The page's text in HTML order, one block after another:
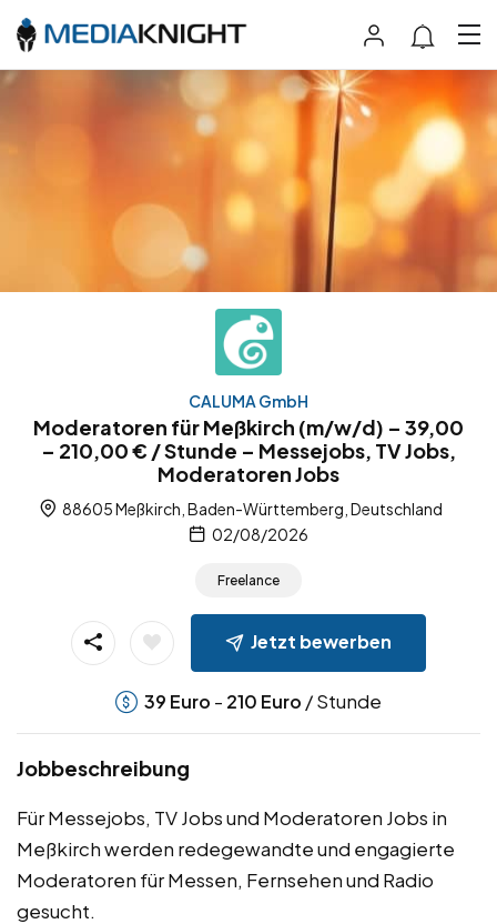
CALUMA GmbH
Moderatoren für Meßkirch (m/w/d) – 39,00
– 210,00 € / Stunde – Messejobs, TV Jobs,
Moderatoren Jobs
88605 Meßkirch, Baden-Württemberg, Deutschland
02/08/2026
Freelance
Jetzt bewerben
39 Euro - 210 Euro / Stunde
Jobbeschreibung
Für Messejobs, TV Jobs und Moderatoren Jobs in
Meßkirch werden redegewandte und engagierte
Moderatoren für Messen, Fernsehen und Radio
gesucht.